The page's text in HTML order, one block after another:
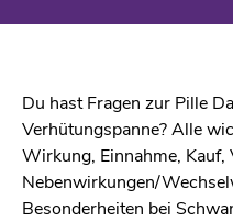
Du hast Fragen zur Pille
Verhütungspanne? Alle
Wirkung, Einnahme, Kauf,
Nebenwirkungen/
Besonderheiten bei